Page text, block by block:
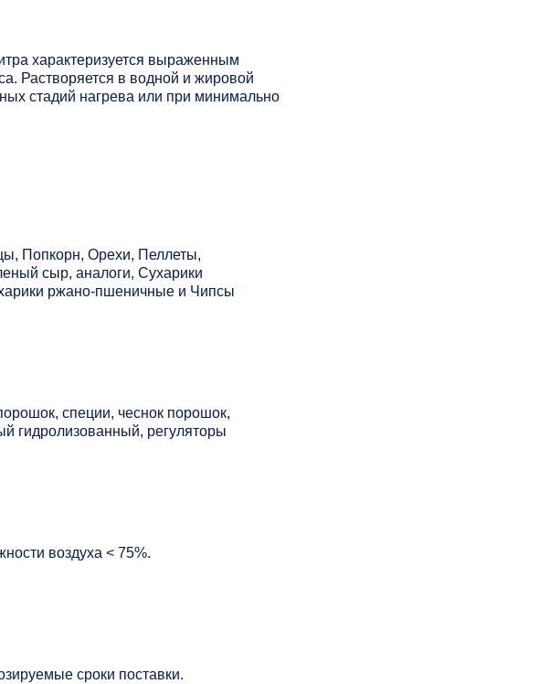
характеризуется выраженным
Растворяется в водной и жировой
стадий нагрева или при минимально
Попкорн, Орехи, Пеллеты,
сыр, аналоги, Сухарики
ржано-пшеничные и Чипсы
специи, чеснок порошок,
гидролизованный, регуляторы
воздуха < 75%.
сроки поставки.